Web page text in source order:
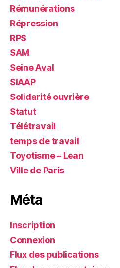
Rémunérations
Répression
RPS
SAM
Seine Aval
SIAAP
Solidarité ouvrière
Statut
Télétravail
temps de travail
Toyotisme – Lean
Ville de Paris
Méta
Inscription
Connexion
Flux des publications